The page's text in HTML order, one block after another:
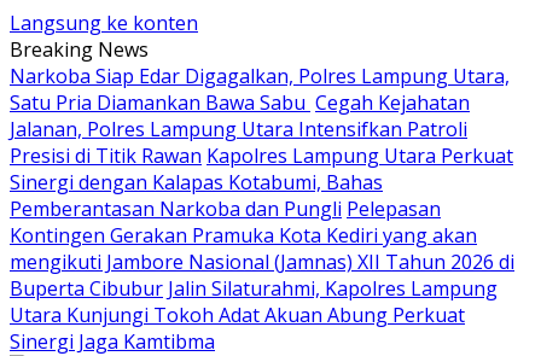
Langsung ke konten
Breaking News
Narkoba Siap Edar Digagalkan, Polres Lampung Utara,
Satu Pria Diamankan Bawa Sabu Cegah Kejahatan
Jalanan, Polres Lampung Utara Intensifkan Patroli
Presisi di Titik Rawan Kapolres Lampung Utara Perkuat
Sinergi dengan Kalapas Kotabumi, Bahas
Pemberantasan Narkoba dan Pungli Pelepasan
Kontingen Gerakan Pramuka Kota Kediri yang akan
mengikuti Jambore Nasional (Jamnas) XII Tahun 2026 di
Buperta Cibubur Jalin Silaturahmi, Kapolres Lampung
Utara Kunjungi Tokoh Adat Akuan Abung Perkuat
Sinergi Jaga Kamtibma